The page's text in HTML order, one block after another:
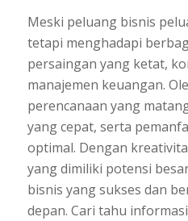
Meski peluang bisnis
tetapi menghadapi
persaingan yang ketat,
manajemen keuangan.
perencanaan yang
yang cepat, serta
optimal. Dengan
yang dimiliki potensi
bisnis yang sukses dan
depan. Cari tahu